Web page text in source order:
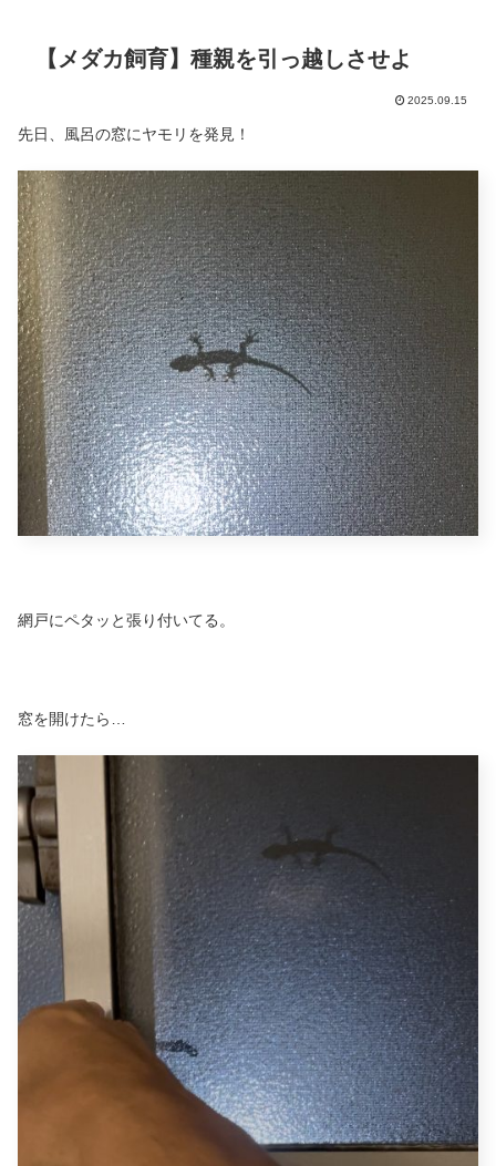
【メダカ飼育】種親を引っ越しさせよ
2025.09.15
先日、風呂の窓にヤモリを発見！
網戸にペタッと張り付いてる。
窓を開けたら…